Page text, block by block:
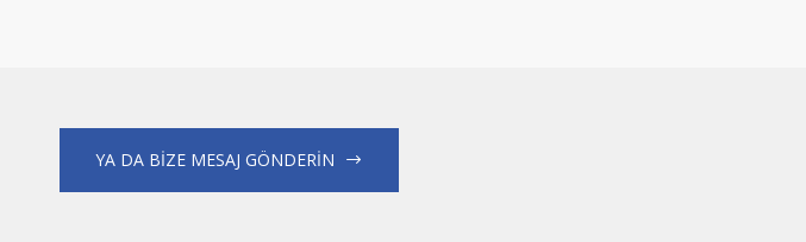
YA DA BİZE MESAJ GÖNDERİN